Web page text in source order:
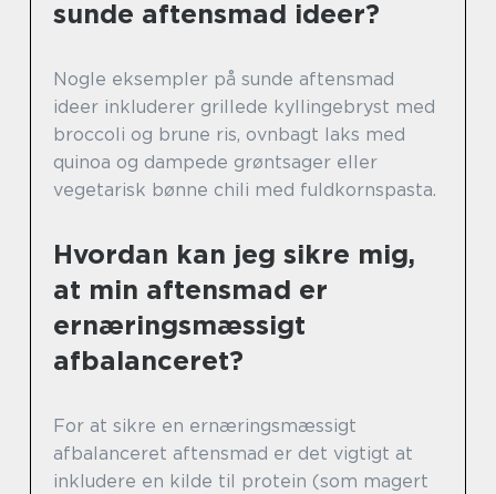
sunde aftensmad ideer?
Nogle eksempler på sunde aftensmad
ideer inkluderer grillede kyllingebryst med
broccoli og brune ris, ovnbagt laks med
quinoa og dampede grøntsager eller
vegetarisk bønne chili med fuldkornspasta.
Hvordan kan jeg sikre mig,
at min aftensmad er
ernæringsmæssigt
afbalanceret?
For at sikre en ernæringsmæssigt
afbalanceret aftensmad er det vigtigt at
inkludere en kilde til protein (som magert